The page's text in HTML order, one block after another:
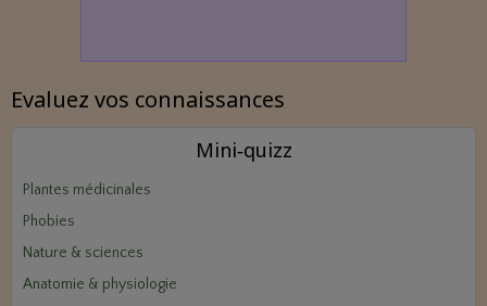
Evaluez vos connaissances
Mini‑quizz
Plantes médicinales
Phobies
Nature & sciences
Anatomie & physiologie